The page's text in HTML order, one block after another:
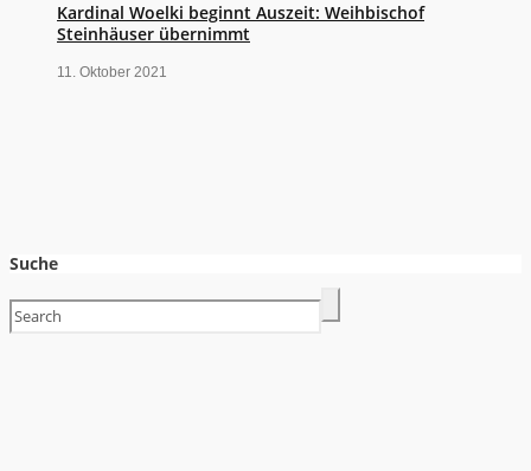
Kardinal Woelki beginnt Auszeit: Weihbischof
Steinhäuser übernimmt
11. Oktober 2021
Suche